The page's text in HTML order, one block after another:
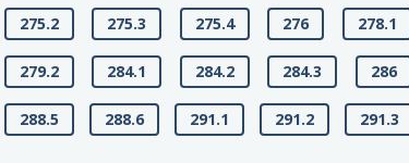
275.2 275.3 275.4 276 278.1
279.2 284.1 284.2 284.3 286
288.5 288.6 291.1 291.2 291.3